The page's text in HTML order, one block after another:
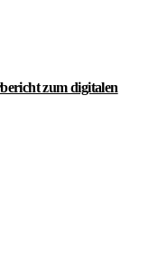
zum digitalen